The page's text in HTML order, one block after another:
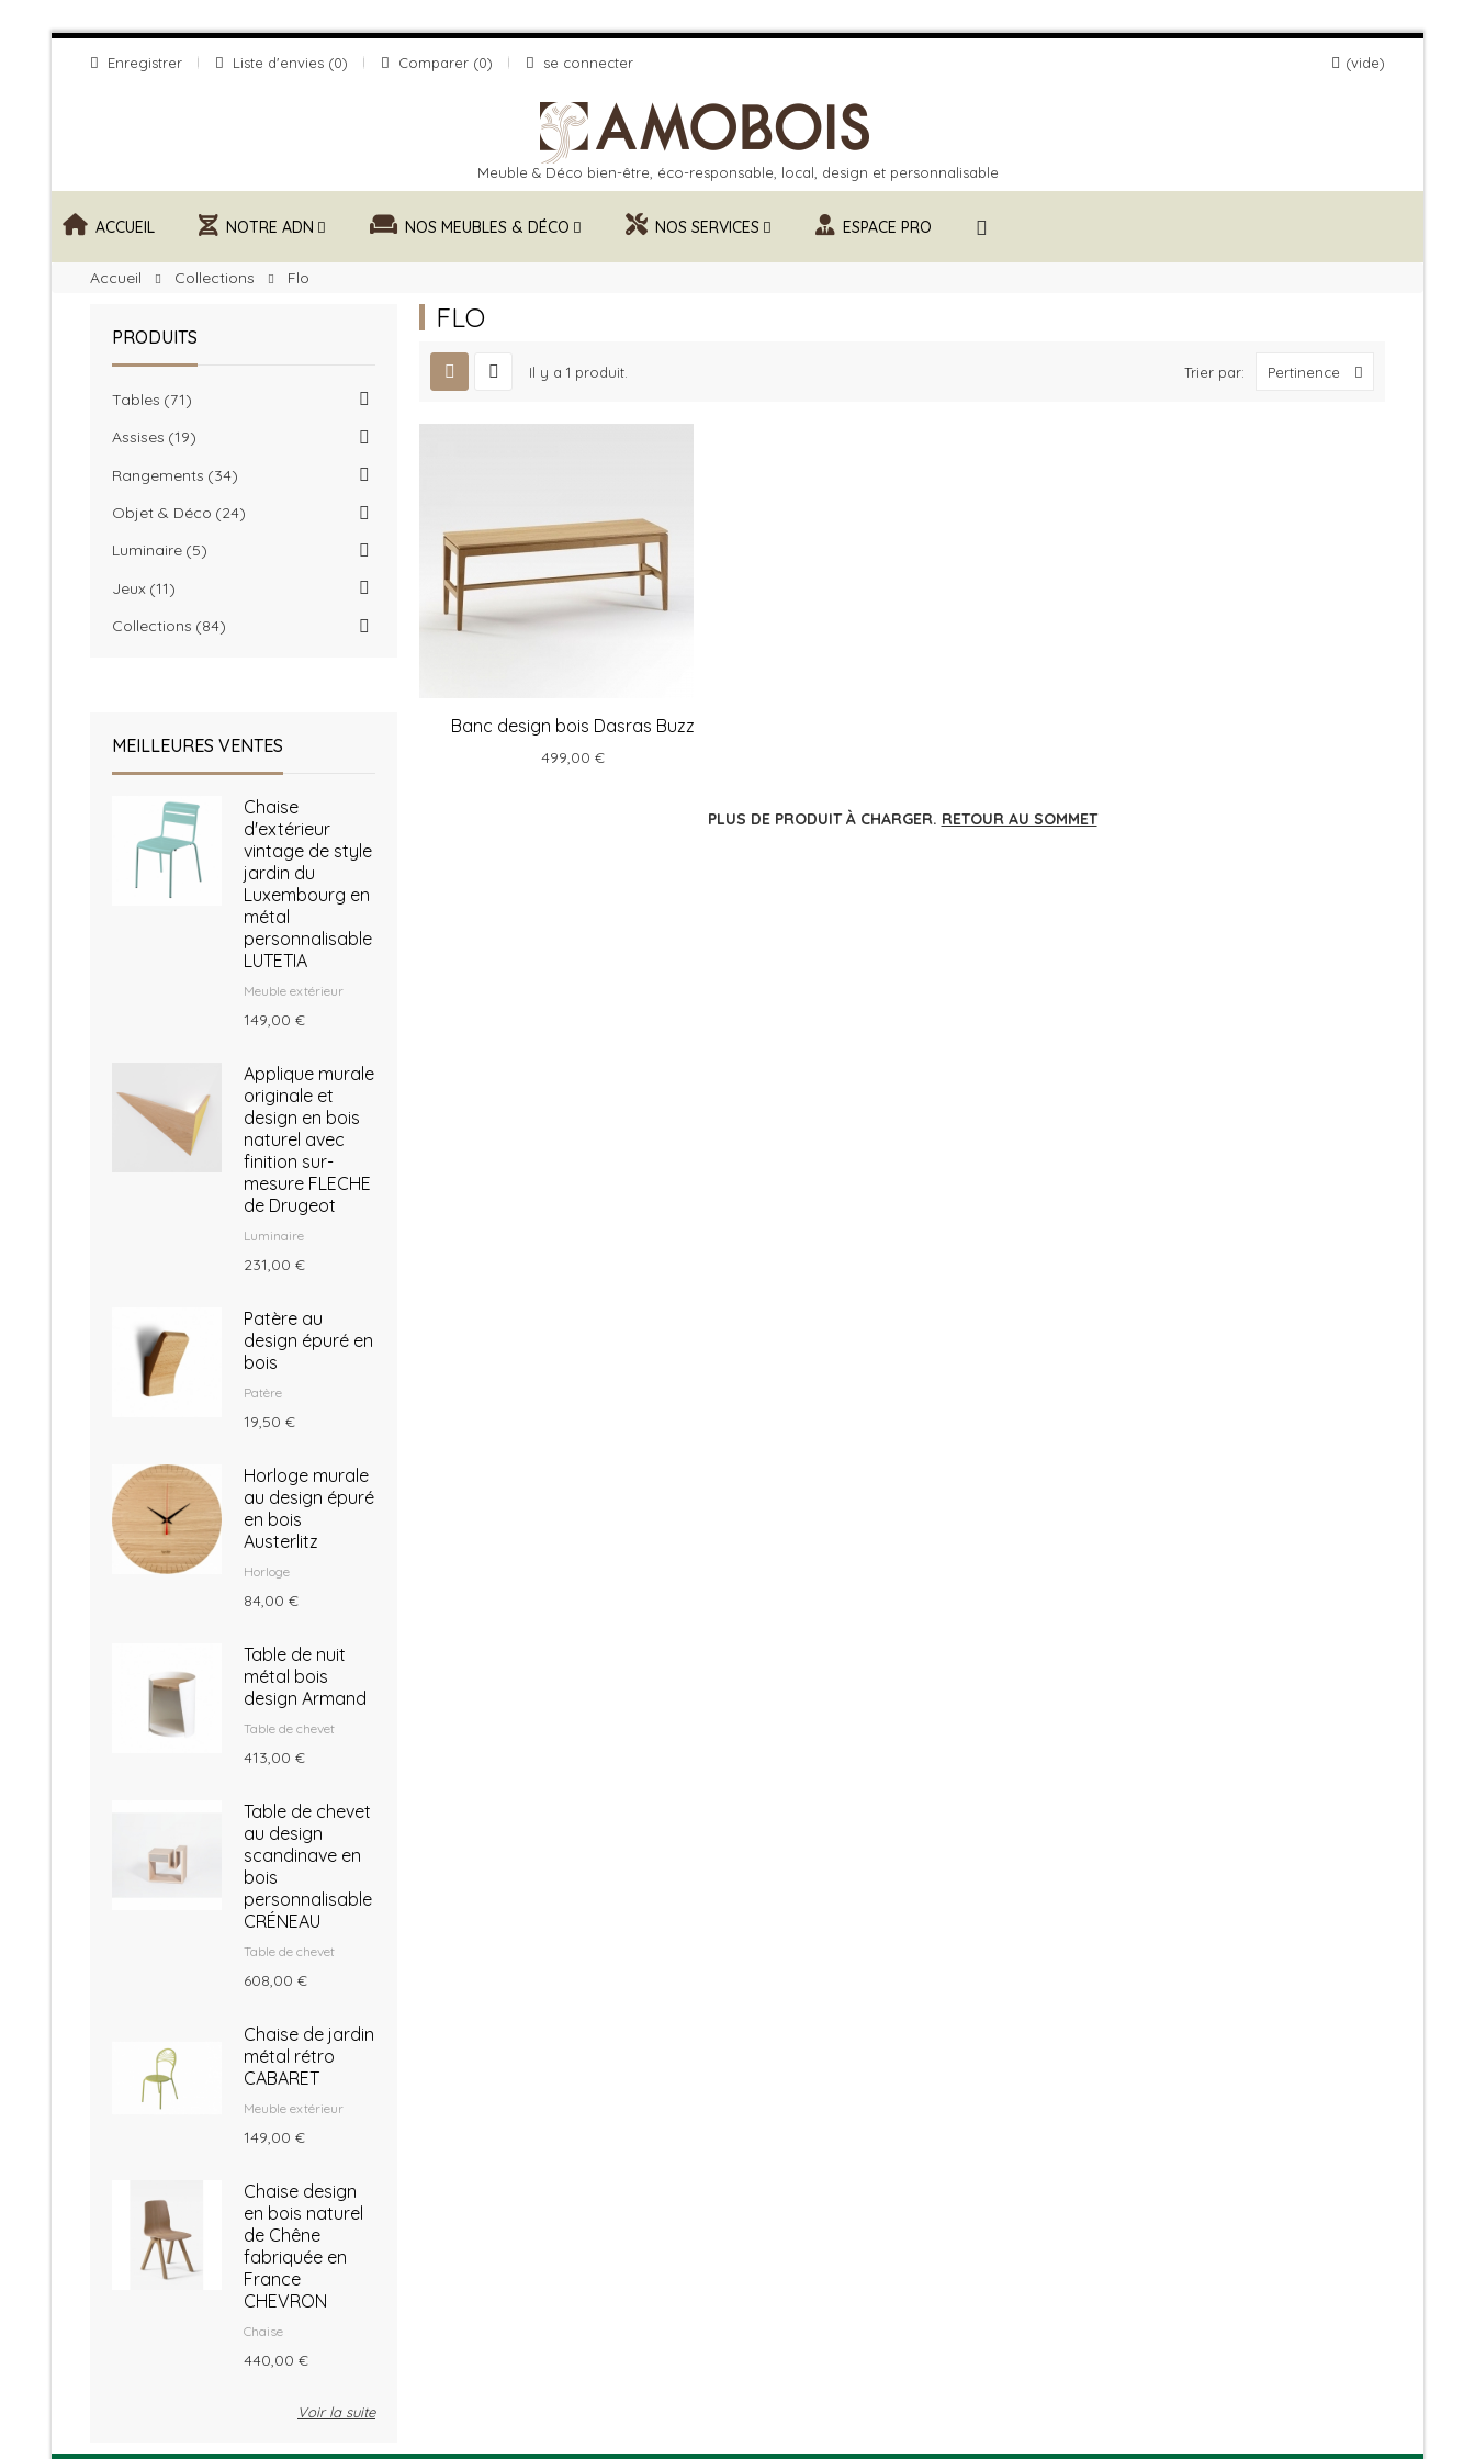
Enregistrer Liste d'envies 0 Comparer 0 se connecter vide
Meuble & Déco bien-être, éco-responsable, local, design et personnalisable
ACCUEIL NOTRE ADN NOS MEUBLES & DÉCO NOS SERVICES ESPACE PRO
Accueil Collections Flo
PRODUITS
Tables
71
Assises 19
Rangements
34
Objet & Déco
24
Luminaire 5
Jeux 11
Collections
84
MEILLEURES VENTES
Chaise
d'extérieur
vintage de style
jardin du
Luxembourg en
métal
personnalisable
LUTETIA
Meuble extérieur
149,00 €
Applique murale
originale et
design en bois
naturel avec
finition sur-
mesure FLECHE
de Drugeot
Luminaire
231,00 €
Patère au
design épuré en
bois
Patère
19,50 €
Horloge murale
au design épuré
en bois
Austerlitz
Horloge
84,00 €
Table de nuit
métal bois
design Armand
Table de chevet
413,00 €
Table de chevet
au design
scandinave en
bois
personnalisable
CRÉNEAU
Table de chevet
608,00 €
Chaise de jardin
métal rétro
CABARET
Meuble extérieur
149,00 €
Chaise design
en bois naturel
de Chêne
fabriquée en
France
CHEVRON
Chaise
440,00 €
Voir la suite
FLO
Il y a 1 produit. Trier par: Pertinence
Banc design bois Dasras Buzz
499,00 €
PLUS DE PRODUIT À CHARGER. RETOUR AU SOMMET